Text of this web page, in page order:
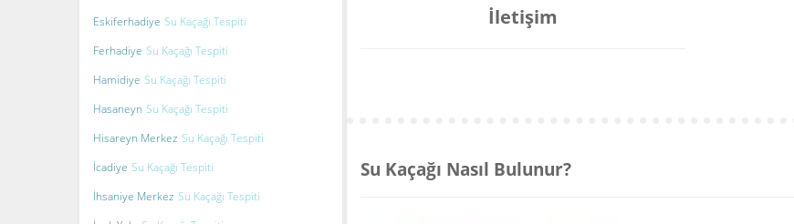
İletişim
Su Kaçağı Nasıl Bulunur?
Eskiferhadiye Su Kaçağı Tespiti
Ferhadiye Su Kaçağı Tespiti
Hamidiye Su Kaçağı Tespiti
Hasaneyn Su Kaçağı Tespiti
Hisareyn Merkez Su Kaçağı Tespiti
İcadiye Su Kaçağı Tespiti
İhsaniye Merkez Su Kaçağı Tespiti